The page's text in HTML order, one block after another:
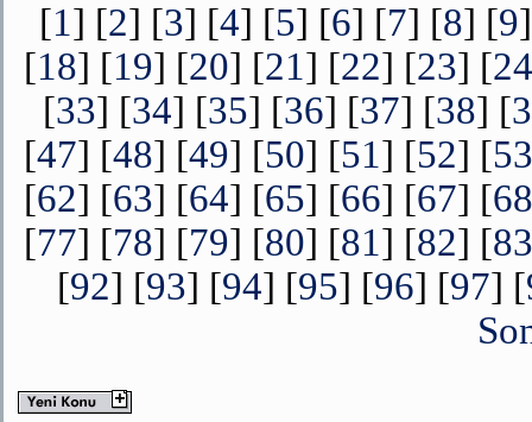
[1] [2] [3] [4] [5] [6] [7] [8] [9
[18] [19] [20] [21] [22] [23] [24
[33] [34] [35] [36] [37] [38] [
[47] [48] [49] [50] [51] [52] [53
[62] [63] [64] [65] [66] [67] [68
[77] [78] [79] [80] [81] [82] [83
[92] [93] [94] [95] [96] [97] [